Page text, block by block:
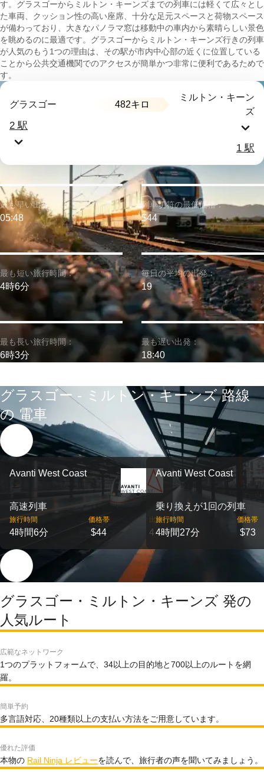
す。グラスゴーからミルトン・キーンズまでの列車には軽くて広々とし
た車両、クッション性の高い座席、十分な足元スペースと荷物スペース
が備わっており、大きなパノラマ窓は移動中の車内から素晴らしい景色
を眺めるのに最適です。グラスゴーからミルトン・キーンズ行きの列車
が人気のもう1つの理由は、その駅が市内中心部の近くに位置している
ことから公共交通機関でのアクセスが簡単かつ非常に便利であるためで
す。
グラスゴー 482キロ
ミルトン・キーン
ズ
2 駅
1 駅
最も短い旅行時間：
4時6分
最も早い出発：
05:48
最も長い旅行時間：
6時3分
列車切符の最低価格：
$44
毎日の平均の出発：
19
最も遅い出発：
18:40
グラスゴー - ミルトン・キーンズ 路線
の 電車
Avanti West Coast
高速列車
旅行時間
4時間6分
価格帯
$44
出発
4
Avanti West Coast
乗り換えが1回の列車
旅行時間
4時間27分
価格帯
$73
グラスゴー・ミルトン・キーンズ 発の
人気ルート
広範なネットワーク
1つのプラットフォームで、34以上の目的地と700以上のルートを網
羅。
簡単予約
多言語対応、20種類以上の支払い方法をご用意しています。
優れた評価
本物の Rail Ninja レビューを読んで、旅行者の声を聞いてみましょう。